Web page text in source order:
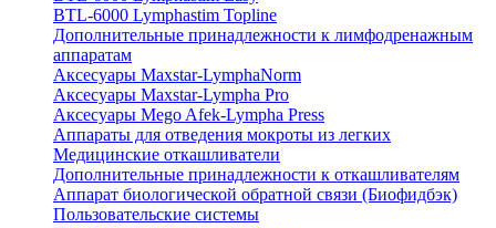
BTL-6000 Lymphastim Topline
Дополнительные принадлежности к лимфодренажным
аппаратам
Аксесуары Maxstar-LymphaNorm
Аксесуары Maxstar-Lympha Pro
Аксесуары Mego Afek-Lympha Press
Аппараты для отведения мокроты из легких
Медицинские откашливатели
Дополнительные принадлежности к откашливателям
Аппарат биологической обратной связи (Биофидбэк)
Пользовательские системы